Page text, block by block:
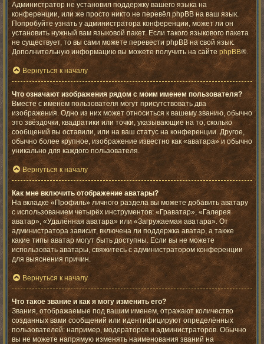
Администратор не установил поддержку вашего языка на
конференции, или же просто никто не перевёл phpBB на ваш язык.
Попробуйте узнать у администратора конференции, может ли он
установить нужный вам языковой пакет. Если такого языкового пакета
не существует, то вы сами можете перевести phpBB на свой язык.
Дополнительную информацию вы можете получить на сайтеphpBB®.
Вернуться к началу
Что означают изображения рядом с моим именем пользователя?
Вместе с именем пользователя могут присутствовать два
изображения. Одно из них может относиться к вашему званию, обычно
это звёздочки, квадратики или точки, указывающие на то, сколько
сообщений вы оставили, или на ваш статус на конференции. Другое,
обычно более крупное, изображение известно как «аватара» и обычно
уникально для каждого пользователя.
Вернуться к началу
Как мне включить отображение аватары?
На вкладке «Профиль» личного раздела вы можете добавить аватару
с использованием четырёх инструментов: «Граватар», «Галерея
аватар», «Удалённая аватара» или «Загружаемая аватара». От
администратора зависит, включена ли поддержка аватар, а также
какие типы аватар могут быть доступны. Если вы не можете
использовать аватары, свяжитесь с администратором конференции
для выяснения причин.
Вернуться к началу
Что такое звание и как я могу изменить его?
Звания, отображаемые под вашим именем, отражают количество
созданных вами сообщений или идентифицируют определённых
пользователей: например, модераторов и администраторов. Обычно
вы не можете напрямую изменять наименования званий на